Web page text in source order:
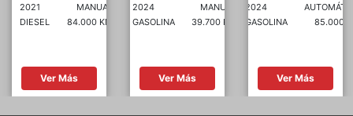
2024
GASOLINA
MANUAL
39.700 KM
Ver Más
2024
GASOLINA
AUTOMÁTICA
85.000 KM
Ver Más
2021
GASOLINA
61.480
Ver Más